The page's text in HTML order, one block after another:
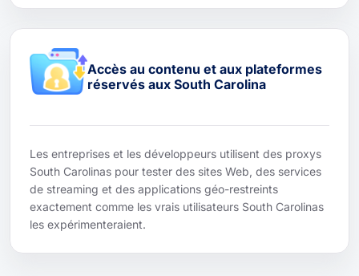
Accès au contenu et aux plateformes
réservés aux South Carolina
Les entreprises et les développeurs utilisent des proxys
South Carolinas pour tester des sites Web, des services
de streaming et des applications géo-restreints
exactement comme les vrais utilisateurs South Carolinas
les expérimenteraient.